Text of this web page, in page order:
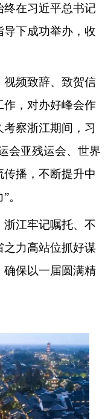
在习近平总书记
下成功举办，收
频致辞、致贺信
作，对办好峰会作
察浙江期间，习
会亚残运会、世界
播，不断提升中
。
江牢记嘱托、不
之力高站位抓好谋
确保以一届圆满精